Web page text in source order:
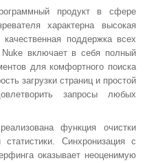
продукт в сфере
характерна высокая
поддержка всех
Nuke включает в себя полный
для комфортного поиска
загрузки страниц и простой
запросы любых
функция очистки
Синхронизация с
оказывает неоценимую